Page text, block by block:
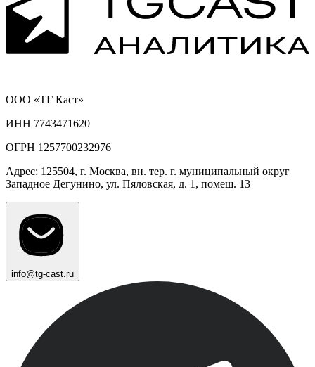
ООО «ТГ Каст»
ИНН 7743471620
ОГРН 1257700232976
Адрес: 125504, г. Москва, вн. тер. г. муниципальный округ
Западное Дегунино, ул. Пяловская, д. 1, помещ. 13
info@tg-cast.ru